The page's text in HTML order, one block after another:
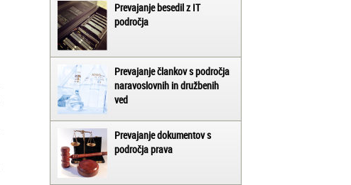
Prevajanje besedil z IT
področja
Prevajanje člankov s področja
naravoslovnih in družbenih
ved
Prevajanje dokumentov s
področja prava